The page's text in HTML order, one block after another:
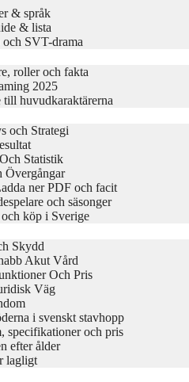
& språk
& lista
SVT-drama
roller och fakta
2025
huvudkaraktärerna
och Strategi
Statistik
Övergångar
ner PDF och facit
och säsonger
köp i Sverige
Skydd
Akut Vård
Och Pris
Väg
i svenskt stavhopp
specifikationer och pris
efter ålder
lagligt